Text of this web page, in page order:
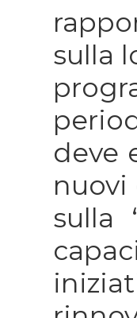
sulla
deve
sulla